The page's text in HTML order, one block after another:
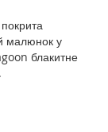
малюнок у
блакитне